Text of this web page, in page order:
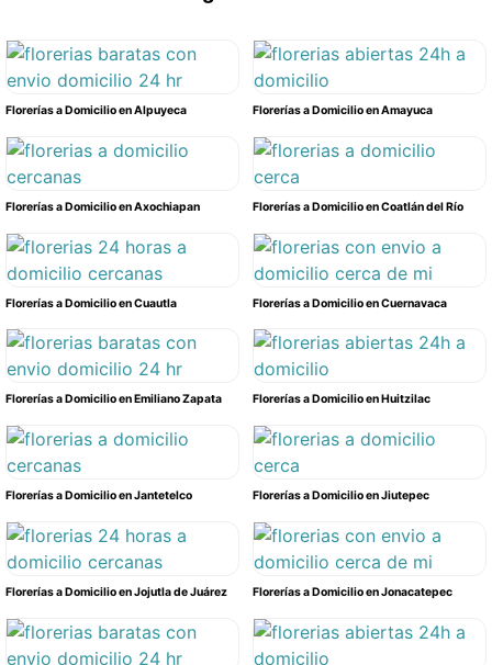
Florerías a Domicilio en Alpuyeca Florerías a Domicilio en Amayuca
Florerías a Domicilio en Axochiapan Florerías a Domicilio en Coatlán del Río
Florerías a Domicilio en Cuautla Florerías a Domicilio en Cuernavaca
Florerías a Domicilio en Emiliano Zapata Florerías a Domicilio en Huitzilac
Florerías a Domicilio en Jantetelco Florerías a Domicilio en Jiutepec
Florerías a Domicilio en Jojutla de Juárez Florerías a Domicilio en Jonacatepec